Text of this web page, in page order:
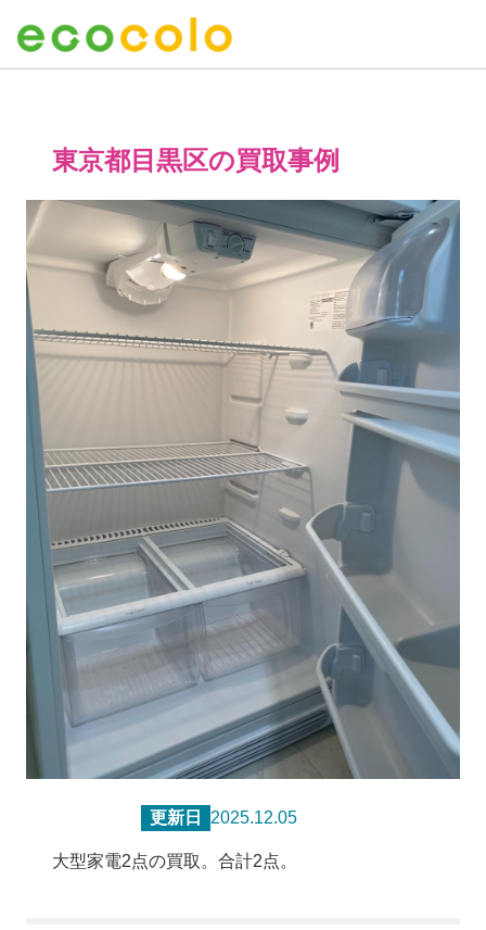
東京都目黒区の買取事例
更新日 2025.12.05
大型家電2点の買取。合計2点。